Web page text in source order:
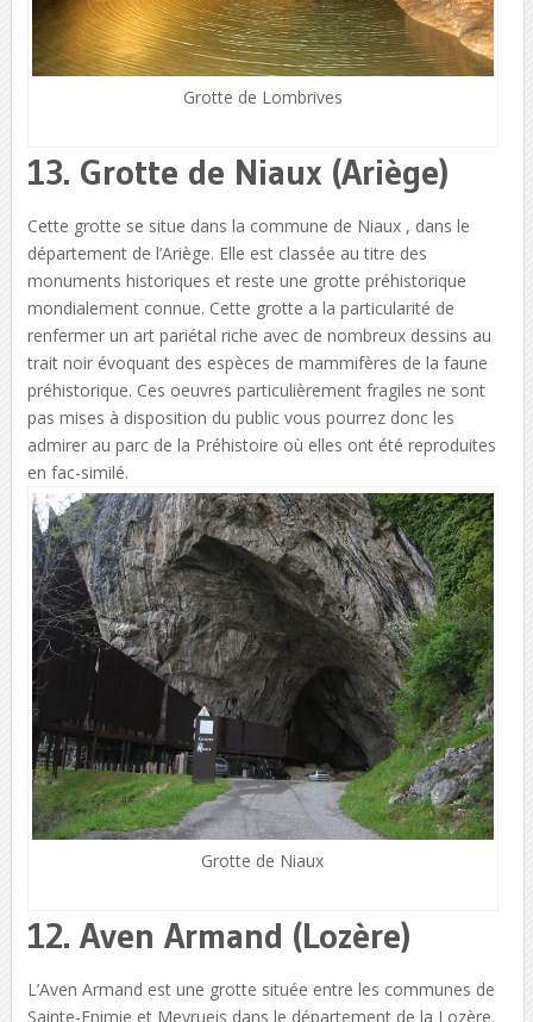
Grotte de Lombrives
13. Grotte de Niaux (Ariège)
Cette grotte se situe dans la commune de Niaux , dans le
département de l’Ariège. Elle est classée au titre des
monuments historiques et reste une grotte préhistorique
mondialement connue. Cette grotte a la particularité de
renfermer un art pariétal riche avec de nombreux dessins au
trait noir évoquant des espèces de mammifères de la faune
préhistorique. Ces oeuvres particulièrement fragiles ne sont
pas mises à disposition du public vous pourrez donc les
admirer au parc de la Préhistoire où elles ont été reproduites
en fac-similé.
Grotte de Niaux
12. Aven Armand (Lozère)
L’Aven Armand est une grotte située entre les communes de
Sainte-Enimie et Meyrueis dans le département de la Lozère.